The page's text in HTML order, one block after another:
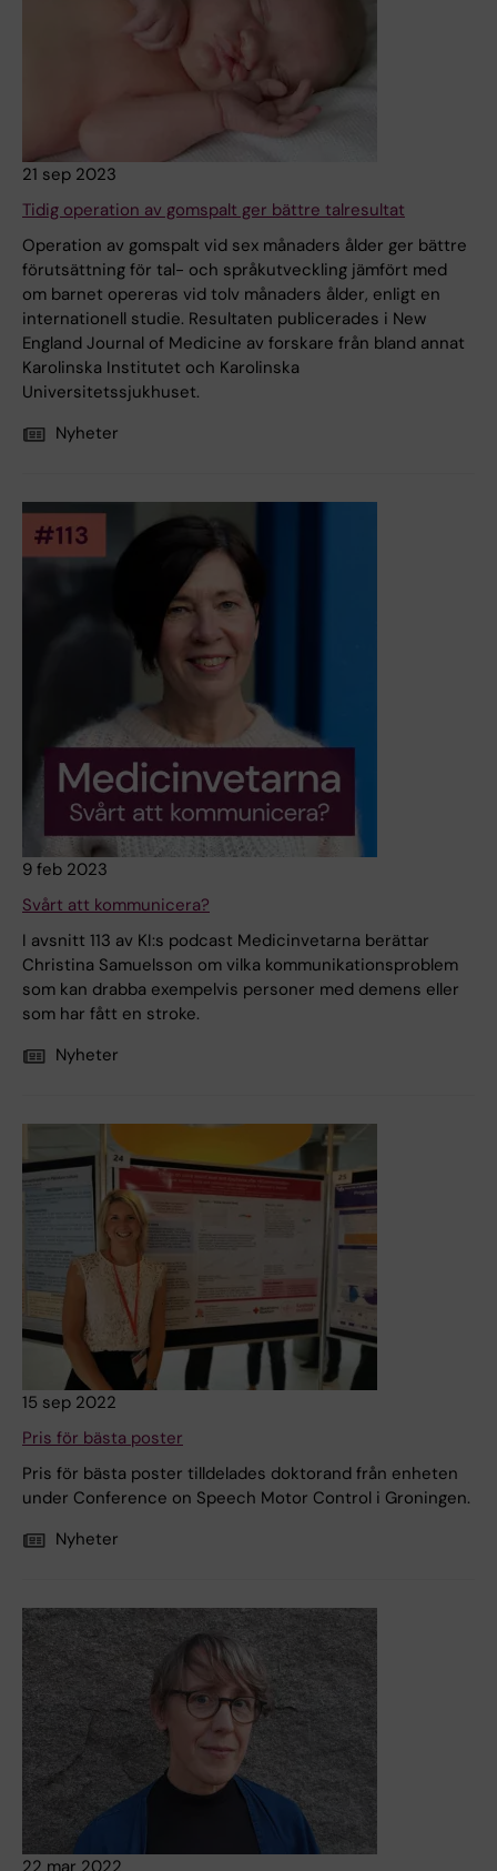
21 sep 2023
Tidig operation av gomspalt ger bättre talresultat
Operation av gomspalt vid sex månaders ålder ger bättre
förutsättning för tal- och språkutveckling jämfört med
om barnet opereras vid tolv månaders ålder, enligt en
internationell studie. Resultaten publicerades i New
England Journal of Medicine av forskare från bland annat
Karolinska Institutet och Karolinska
Universitetssjukhuset.
Nyheter
9 feb 2023
Svårt att kommunicera?
I avsnitt 113 av KI:s podcast Medicinvetarna berättar
Christina Samuelsson om vilka kommunikationsproblem
som kan drabba exempelvis personer med demens eller
som har fått en stroke.
Nyheter
15 sep 2022
Pris för bästa poster
Pris för bästa poster tilldelades doktorand från enheten
under Conference on Speech Motor Control i Groningen.
Nyheter